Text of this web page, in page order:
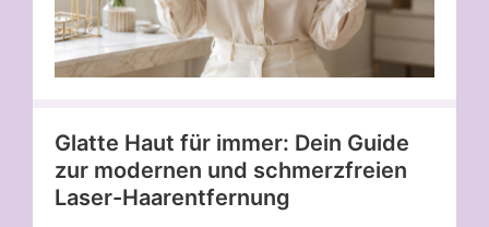
Glatte Haut für immer: Dein Guide
zur modernen und schmerzfreien
Laser-Haarentfernung